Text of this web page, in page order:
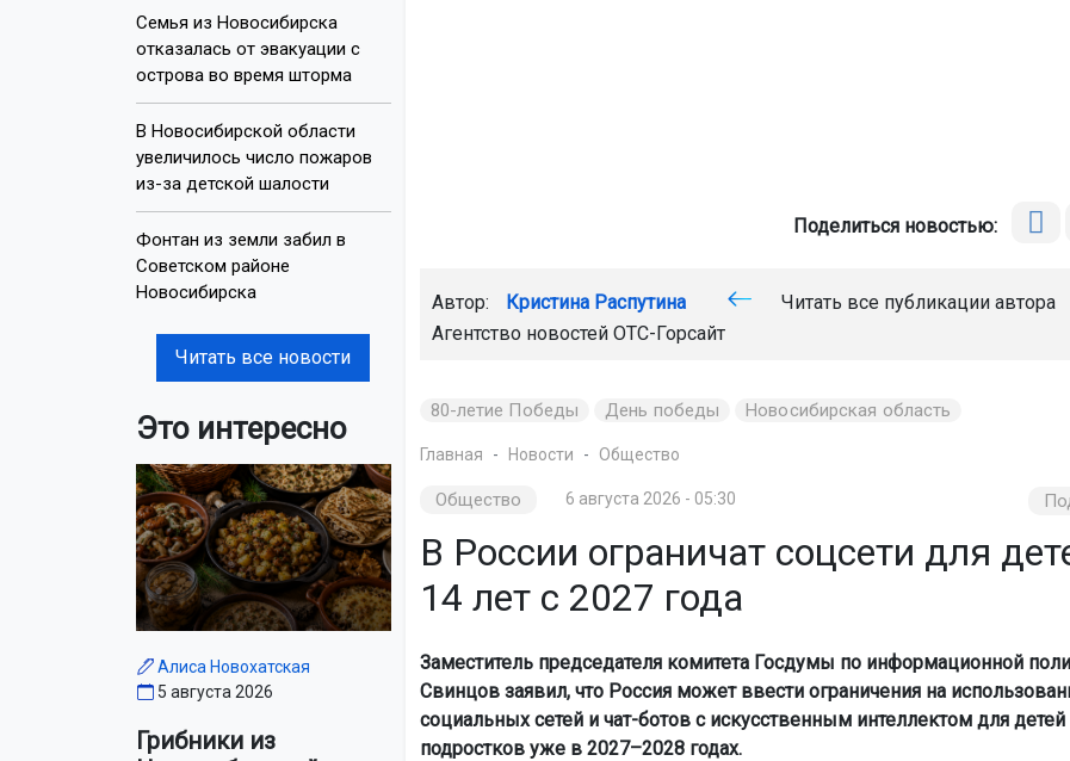
Семья из Новосибирска
отказалась от эвакуации с
острова во время шторма
В Новосибирской области
увеличилось число пожаров
из-за детской шалости
Фонтан из земли забил в
Советском районе
Новосибирска
Читать все новости
Это интересно
Алиса Новохатская
5 августа 2026
Грибники из
Поделиться новостью:
Автор: Кристина Распутина
Читать все публикации автора
Агентство новостей ОТС-Горсайт
80-летие Победы День победы Новосибирская область
Главная Новости Общество
Общество 6 августа 2026 - 05:30
В России ограничат соцсети для
14 лет с 2027 года
Заместитель председателя комитета Госдумы по информационной
Свинцов заявил, что Россия может ввести ограничения на
социальных сетей и чат-ботов с искусственным интеллектом для детей
подростков уже в 2027–2028 годах.